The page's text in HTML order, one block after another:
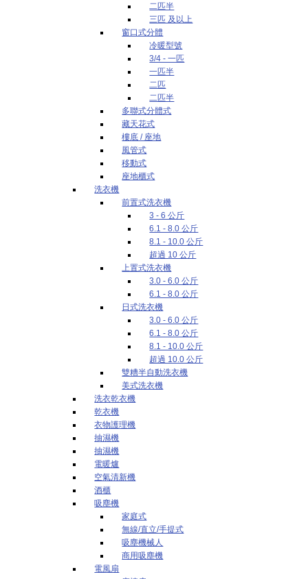
二匹半
三匹 及以上
窗口式分體
冷暖型號
3/4 - 一匹
一匹半
二匹
二匹半
多聯式分體式
藏天花式
樓底 / 座地
風管式
移動式
座地櫃式
洗衣機
前置式洗衣機
3 - 6 公斤
6.1 - 8.0 公斤
8.1 - 10.0 公斤
超過 10 公斤
上置式洗衣機
3.0 - 6.0 公斤
6.1 - 8.0 公斤
日式洗衣機
3.0 - 6.0 公斤
6.1 - 8.0 公斤
8.1 - 10.0 公斤
超過 10.0 公斤
雙糟半自動洗衣機
美式洗衣機
洗衣乾衣機
乾衣機
衣物護理機
抽濕機
抽濕機
電暖爐
空氣清新機
酒櫃
吸塵機
家庭式
無線/直立/手提式
吸塵機械人
商用吸塵機
電風扇